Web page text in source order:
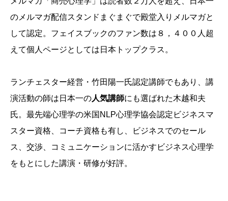
のメルマガ配信スタンドまぐまぐで殿堂入りメルマガと
して認定。フェイスブックのファン数は８，４００人超
えて個人ページとしては日本トップクラス。
ランチェスター経営・竹田陽一氏認定講師でもあり、講
演活動の師は日本一の人気講師にも選ばれた木越和夫
氏。最先端心理学の米国NLP心理学協会認定ビジネスマ
スター資格、コーチ資格も有し、ビジネスでのセール
ス、交渉、コミュニケーションに活かすビジネス心理学
をもとにした講演・研修が好評。